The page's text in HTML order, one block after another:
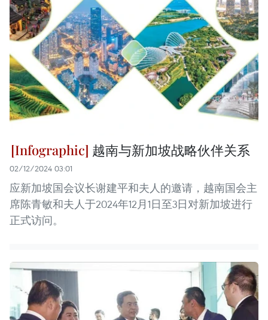
越南与新加坡战略伙伴关系
02/12/2024 03:01
应新加坡国会议长谢建平和夫人的邀请，越南国会主
席陈青敏和夫人于2024年12月1日至3日对新加坡进行
正式访问。